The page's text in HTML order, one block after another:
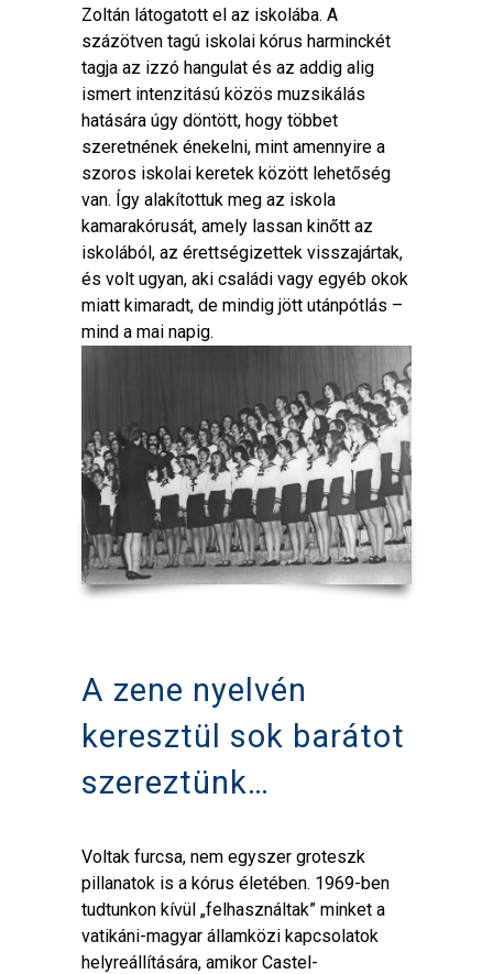
Zoltán látogatott el az iskolába. A
százötven tagú iskolai kórus harminckét
tagja az izzó hangulat és az addig alig
ismert intenzitású közös muzsikálás
hatására úgy döntött, hogy többet
szeretnének énekelni, mint amennyire a
szoros iskolai keretek között lehetőség
van. Így alakítottuk meg az iskola
kamarakórusát, amely lassan kinőtt az
iskolából, az érettségizettek visszajártak,
és volt ugyan, aki családi vagy egyéb okok
miatt kimaradt, de mindig jött utánpótlás –
mind a mai napig.
A zene nyelvén
keresztül sok barátot
szereztünk…
Voltak furcsa, nem egyszer groteszk
pillanatok is a kórus életében. 1969-ben
tudtunkon kívül „felhasználtak” minket a
vatikáni-magyar államközi kapcsolatok
helyreállítására, amikor Castel-